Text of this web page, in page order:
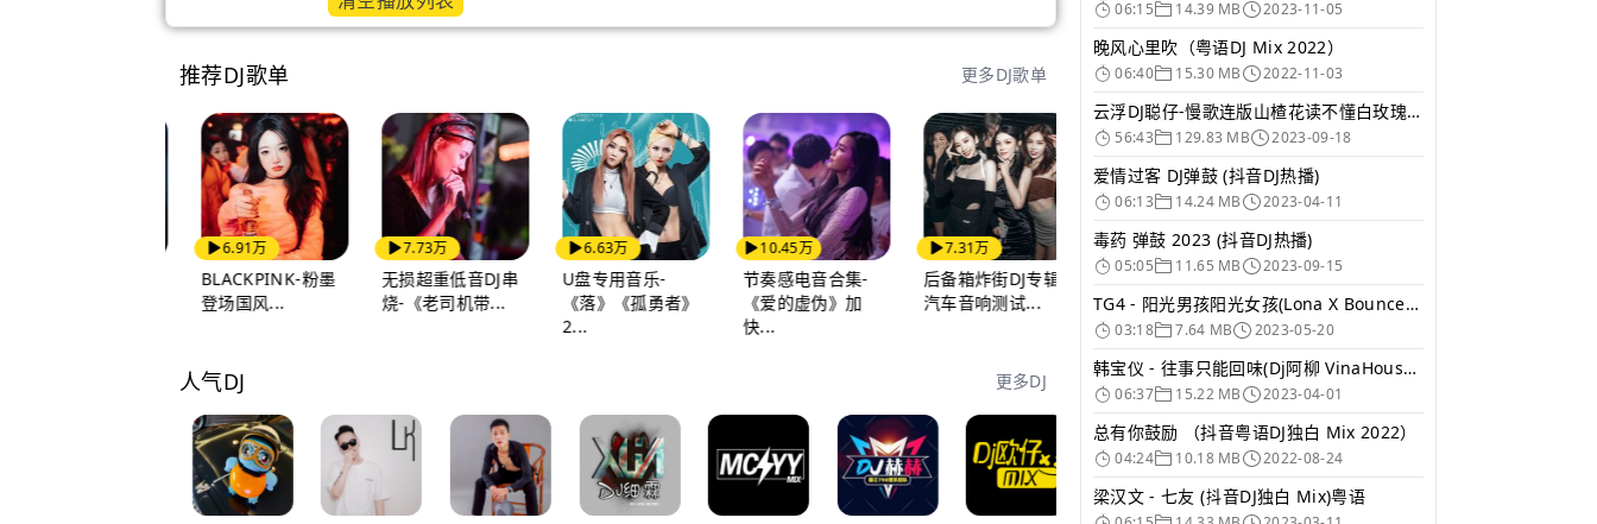
推荐DJ歌单 更多DJ歌单
6.91万
BLACKPINK-粉墨
登场国风...
7.73万
无损超重低音DJ串
烧-《老司机带...
6.63万
U盘专用音乐-
《落》《孤勇者》
2...
10.45万
节奏感电音合集-
《爱的虚伪》加
快...
7.31万
后备箱炸街DJ专辑-
汽车音响测试...
8.33万
周杰伦-晴天「古筝
DJ版-故事里...
8.78万
追梦人古筝DJ-广场
舞太极剑方阵...
人气DJ 更多DJ
06:15 14.39 MB 2023-11-05
晚风心里吹（粤语DJ Mix 2022）
06:40 15.30 MB 2022-11-03
云浮DJ聪仔-慢歌连版山楂花读不懂白玫瑰抖音伤感串烧
56:43 129.83 MB 2023-09-18
爱情过客 DJ弹鼓 (抖音DJ热播)
06:13 14.24 MB 2023-04-11
毒药 弹鼓 2023 (抖音DJ热播)
05:05 11.65 MB 2023-09-15
TG4 - 阳光男孩阳光女孩(Lona X Bounce Mix 家有儿女主题曲)
03:18 7.64 MB 2023-05-20
韩宝仪 - 往事只能回味(Dj阿柳 VinaHouse Mix)
06:37 15.22 MB 2023-04-01
总有你鼓励 （抖音粤语DJ独白 Mix 2022）
04:24 10.18 MB 2022-08-24
梁汉文 - 七友 (抖音DJ独白 Mix)粤语